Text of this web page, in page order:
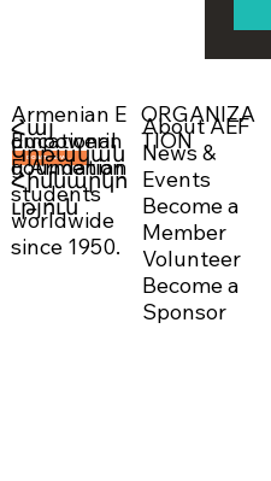
About AEF
News &
Events
Become a
Member
Volunteer
Become a
Sponsor
ORGANIZA
TION
DONATE NOW →
Empowerin
g Armenian
students
worldwide
since 1950.
Հայ
Կրթական
Հիմնարկո
ւթյուն
Armenian E
ducational
Foundation